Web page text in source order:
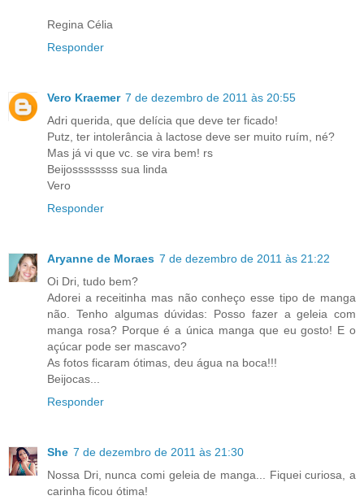
Regina Célia
Responder
Vero Kraemer 7 de dezembro de 2011 às 20:55
Adri querida, que delícia que deve ter ficado!
Putz, ter intolerância à lactose deve ser muito ruím, né?
Mas já vi que vc. se vira bem! rs
Beijossssssss sua linda
Vero
Responder
Aryanne de Moraes 7 de dezembro de 2011 às 21:22
Oi Dri, tudo bem?
Adorei a receitinha mas não conheço esse tipo de manga
não. Tenho algumas dúvidas: Posso fazer a geleia com
manga rosa? Porque é a única manga que eu gosto! E o
açúcar pode ser mascavo?
As fotos ficaram ótimas, deu água na boca!!!
Beijocas...
Responder
She 7 de dezembro de 2011 às 21:30
Nossa Dri, nunca comi geleia de manga... Fiquei curiosa, a
carinha ficou ótima!